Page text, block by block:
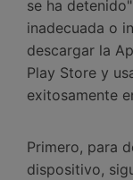
se ha
inadecuada o
descargar la
Play Store y
exitosamente
Primero, para
dispositivo,